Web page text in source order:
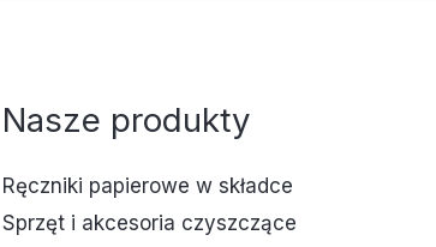
Nasze produkty
Ręczniki papierowe w składce
Sprzęt i akcesoria czyszczące